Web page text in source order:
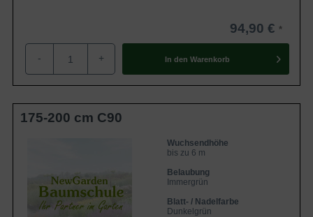
94,90 €
- + In den Warenkorb
175-200 cm C90
Wuchsendhöhe
bis zu 6 m
Belaubung
Immergrün
Blatt- / Nadelfarbe
Dunkelgrün